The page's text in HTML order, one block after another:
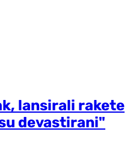
lansirali rakete
devastirani"